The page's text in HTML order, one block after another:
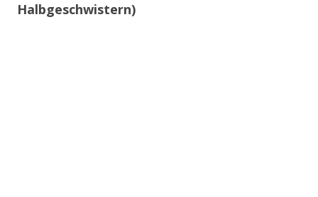
Halbgeschwistern)